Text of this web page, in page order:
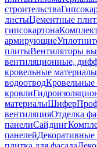
строительства
листыЦементные
гипсокартона
армирующие
плитыВентиляторы
вентиляционные,
кровельные материалы
водоотвод
кровли
материалыШифер
вентиляцияОтделка
панелиСайдинг
панелейДекоративные